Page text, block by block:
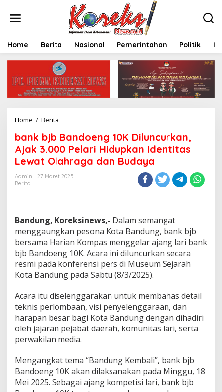
Home Berita Nasional Pemerintahan Politik
Home / Berita
n
k
b
j
b
o
e
n
g
1
0
K
D
l
u
n
c
u
r
a
n
,
A
bank bjb Bandoeng 10K Diluncurkan,
Ajak 3.000 Pelari Hidupkan Identitas
Lewat Olahraga dan Budaya
Admin
27 Maret 2025
Berita
Bandung, Koreksinews,- Dalam semangat
menggaungkan pesona Kota Bandung, bank bjb
bersama Harian Kompas menggelar ajang lari bank
bjb Bandoeng 10K. Acara ini diluncurkan secara
resmi pada konferensi pers di Museum Sejarah
Kota Bandung pada Sabtu (8/3/2025).
Acara itu diselenggarakan untuk membahas detail
teknis perlombaan, visi penyelenggaraan, dan
harapan besar bagi Kota Bandung dengan dihadiri
oleh jajaran pejabat daerah, komunitas lari, serta
perwakilan media.
Mengangkat tema “Bandung Kembali”, bank bjb
Bandoeng 10K akan dilaksanakan pada Minggu, 18
Mei 2025. Sebagai ajang kompetisi lari, bank bjb